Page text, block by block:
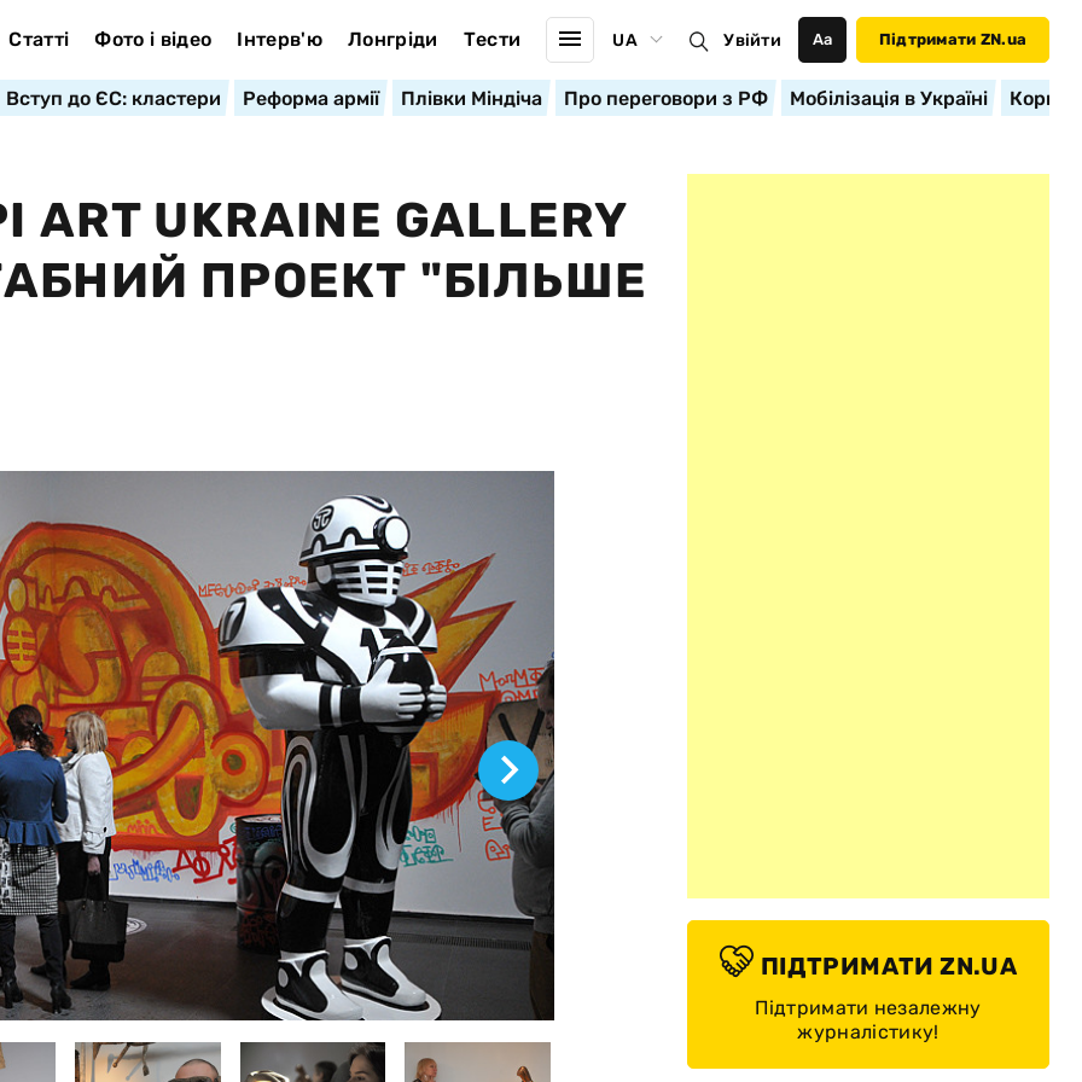
Статті Фото і відео Інтерв'ю Лонгріди Тести UA Увійти Аа Підтримати ZN.ua
Вступ до ЄС: кластери Реформа армії Плівки Міндіча Про переговори з РФ Мобілізація в Україні
UKRAINE GALLERY
ПРОЕКТ "БІЛЬШЕ
ПІДТРИМАТИ ZN.UA
Підтримати незалежну
журналістику!